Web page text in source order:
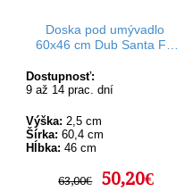
Doska pod umývadlo
60x46 cm Dub Santa Fe
Dostupnosť:
9 až 14 prac. dní
Výška: 2,5 cm
Šírka: 60,4 cm
Hĺbka: 46 cm
63,00€ 50,20€